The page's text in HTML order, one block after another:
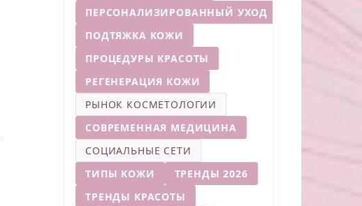
ПЕРСОНАЛИЗИРОВАННЫЙ УХОД
ПОДТЯЖКА КОЖИ
ПРОЦЕДУРЫ КРАСОТЫ
РЕГЕНЕРАЦИЯ КОЖИ
РЫНОК КОСМЕТОЛОГИИ
СОВРЕМЕННАЯ МЕДИЦИНА
СОЦИАЛЬНЫЕ СЕТИ
ТИПЫ КОЖИ
ТРЕНДЫ 2026
ТРЕНДЫ КРАСОТЫ